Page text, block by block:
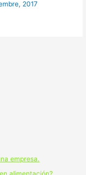
2017
empresa.